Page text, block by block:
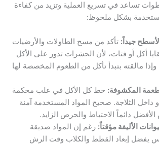
تساعد في تسريع العملية وتزيد من كفاءة
بشكل ملحوظ:
جيداً: تأكد من مسح الطاولات والأرضيات
أكل أو فتات، لأن الحشرات تدور على الأكل
مالقته بتبدأ تأكل من الطعوم المخصصة لها
المكشوفة: حط كل الأكل في علب محكمة
داخل الثلاجة. صحيح المواد المستخدمة آمنة
دائماً الاحتياط والحرص الزايد.
الأليفة مؤقتاً: رغم إن المواد صديقة
بس يفضل إبعاد القطط والكلاب وقت الرش